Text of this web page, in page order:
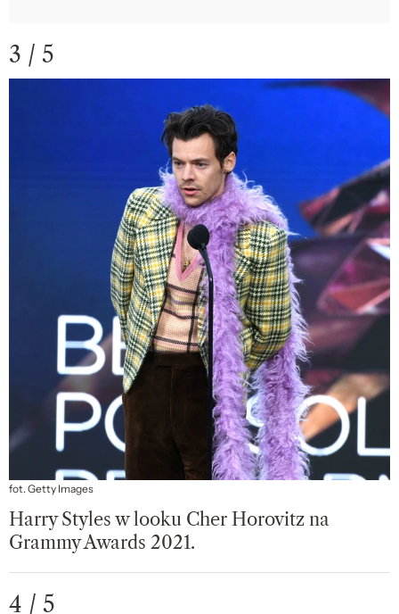
3 / 5
fot. Getty Images
Harry Styles w looku Cher Horovitz na
Grammy Awards 2021.
4 / 5